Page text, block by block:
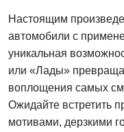
Настоящим
автомобили с
уникальная
или «Лады»
воплощения самых
Ожидайте встретить
мотивами, дерзкими